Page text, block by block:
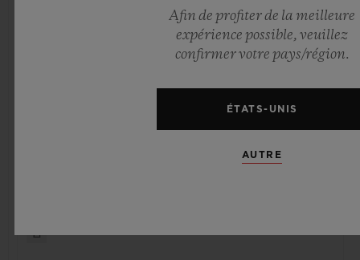
SPIRIT OF BIG BANG
KING GOLD CERAMIC
CAD 56,200
Afin de profiter de la meilleure
expérience possible, veuillez
confirmer votre pays/région.
ÉTATS-UNIS
AUTRE